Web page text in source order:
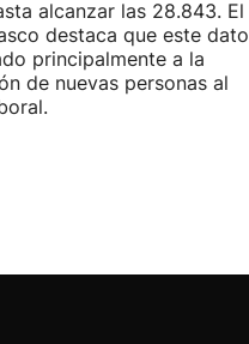
alcanzar las 28.843. El
destaca que este dato
principalmente a la
de nuevas personas al